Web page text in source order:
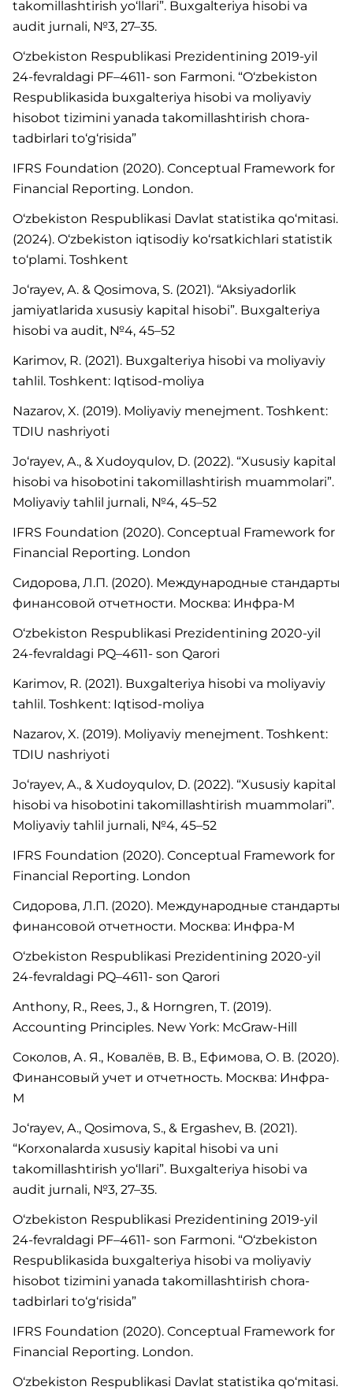
takomillashtirish yo‘llari”. Buxgalteriya hisobi va
audit jurnali, №3, 27–35.
O‘zbekiston Respublikasi Prezidentining 2019-yil
24-fevraldagi PF–4611- son Farmoni. “O‘zbekiston
Respublikasida buxgalteriya hisobi va moliyaviy
hisobot tizimini yanada takomillashtirish chora-
tadbirlari to‘g‘risida”
IFRS Foundation (2020). Conceptual Framework for
Financial Reporting. London.
O‘zbekiston Respublikasi Davlat statistika qo‘mitasi.
(2024). O‘zbekiston iqtisodiy ko‘rsatkichlari statistik
to‘plami. Toshkent
Jo‘rayev, A. & Qosimova, S. (2021). “Aksiyadorlik
jamiyatlarida xususiy kapital hisobi”. Buxgalteriya
hisobi va audit, №4, 45–52
Karimov, R. (2021). Buxgalteriya hisobi va moliyaviy
tahlil. Toshkent: Iqtisod-moliya
Nazarov, X. (2019). Moliyaviy menejment. Toshkent:
TDIU nashriyoti
Jo‘rayev, A., & Xudoyqulov, D. (2022). “Xususiy kapital
hisobi va hisobotini takomillashtirish muammolari”.
Moliyaviy tahlil jurnali, №4, 45–52
IFRS Foundation (2020). Conceptual Framework for
Financial Reporting. London
Сидорова, Л.П. (2020). Международные стандарты
финансовой отчетности. Москва: Инфра-М
O‘zbekiston Respublikasi Prezidentining 2020-yil
24-fevraldagi PQ–4611- son Qarori
Karimov, R. (2021). Buxgalteriya hisobi va moliyaviy
tahlil. Toshkent: Iqtisod-moliya
Nazarov, X. (2019). Moliyaviy menejment. Toshkent:
TDIU nashriyoti
Jo‘rayev, A., & Xudoyqulov, D. (2022). “Xususiy kapital
hisobi va hisobotini takomillashtirish muammolari”.
Moliyaviy tahlil jurnali, №4, 45–52
IFRS Foundation (2020). Conceptual Framework for
Financial Reporting. London
Сидорова, Л.П. (2020). Международные стандарты
финансовой отчетности. Москва: Инфра-М
O‘zbekiston Respublikasi Prezidentining 2020-yil
24-fevraldagi PQ–4611- son Qarori
Anthony, R., Rees, J., & Horngren, T. (2019).
Accounting Principles. New York: McGraw-Hill
Соколов, А. Я., Ковалёв, В. В., Ефимова, О. В. (2020).
Финансовый учет и отчетность. Москва: Инфра-
М
Jo‘rayev, A., Qosimova, S., & Ergashev, B. (2021).
“Korxonalarda xususiy kapital hisobi va uni
takomillashtirish yo‘llari”. Buxgalteriya hisobi va
audit jurnali, №3, 27–35.
O‘zbekiston Respublikasi Prezidentining 2019-yil
24-fevraldagi PF–4611- son Farmoni. “O‘zbekiston
Respublikasida buxgalteriya hisobi va moliyaviy
hisobot tizimini yanada takomillashtirish chora-
tadbirlari to‘g‘risida”
IFRS Foundation (2020). Conceptual Framework for
Financial Reporting. London.
O‘zbekiston Respublikasi Davlat statistika qo‘mitasi.